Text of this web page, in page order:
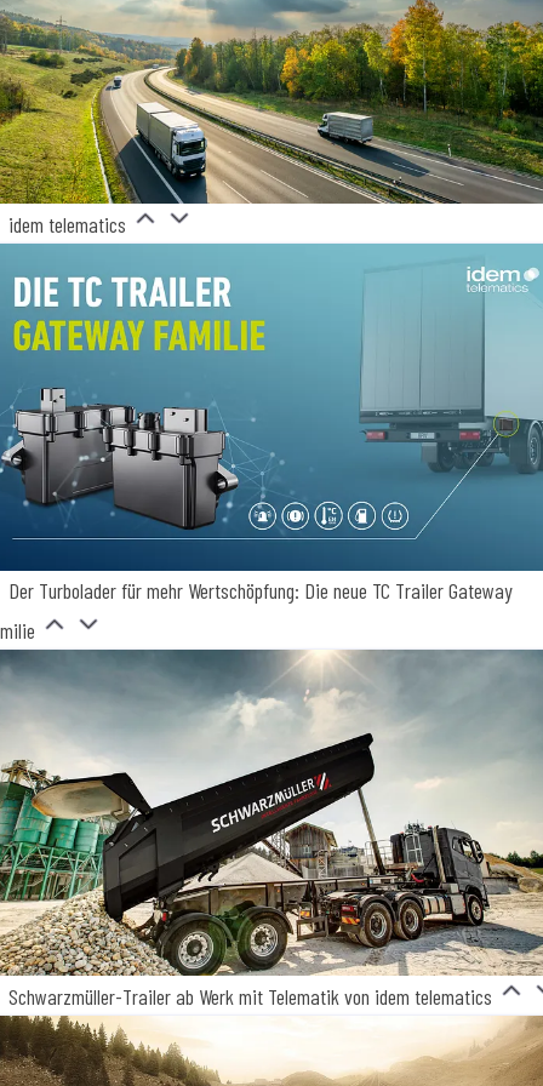
idem telematics
Der Turbolader für mehr Wertschöpfung: Die neue TC Trailer Gateway
Schwarzmüller-Trailer ab Werk mit Telematik von idem telematics